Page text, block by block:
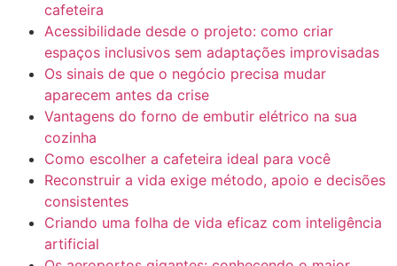
cafeteira
Acessibilidade desde o projeto: como criar
espaços inclusivos sem adaptações improvisadas
Os sinais de que o negócio precisa mudar
aparecem antes da crise
Vantagens do forno de embutir elétrico na sua
cozinha
Como escolher a cafeteira ideal para você
Reconstruir a vida exige método, apoio e decisões
consistentes
Criando uma folha de vida eficaz com inteligência
artificial